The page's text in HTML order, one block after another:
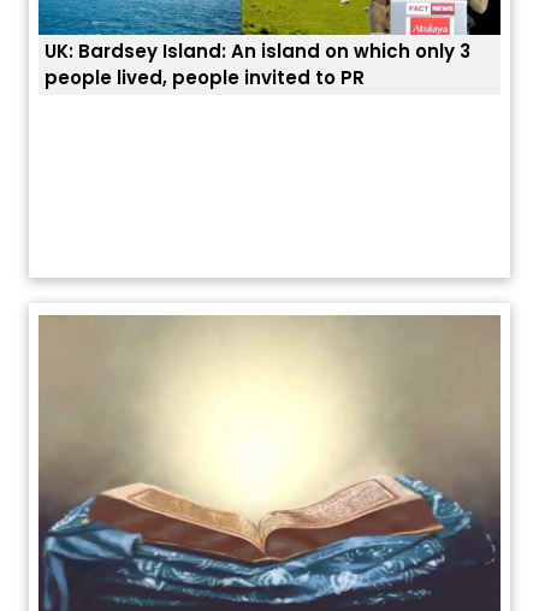
UK: Bardsey Island: An island on which only 3
people lived, people invited to PR